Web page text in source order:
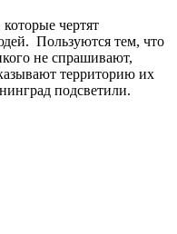
чертят
Пользуются тем, что
не спрашивают,
территорию их
подсветили.